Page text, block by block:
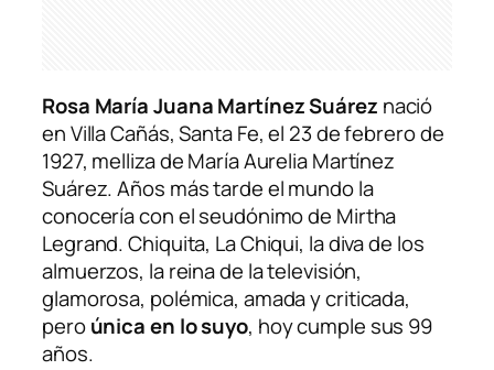
Rosa María Juana Martínez Suárez nació
en Villa Cañás, Santa Fe, el 23 de febrero de
1927, melliza de María Aurelia Martínez
Suárez. Años más tarde el mundo la
conocería con el seudónimo de Mirtha
Legrand. Chiquita, La Chiqui, la diva de los
almuerzos, la reina de la televisión,
glamorosa, polémica, amada y criticada,
peroúnica en lo suyo, hoy cumple sus 99
años.